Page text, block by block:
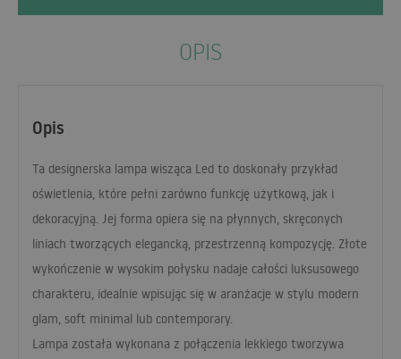
OPIS
Opis
Ta designerska lampa wisząca Led to doskonały przykład
oświetlenia, które pełni zarówno funkcję użytkową, jak i
dekoracyjną. Jej forma opiera się na płynnych, skręconych
liniach tworzących elegancką, przestrzenną kompozycję. Złote
wykończenie w wysokim połysku nadaje całości luksusowego
charakteru, idealnie wpisując się w aranżacje w stylu modern
glam, soft minimal lub contemporary.
Lampa została wykonana z połączenia lekkiego tworzywa